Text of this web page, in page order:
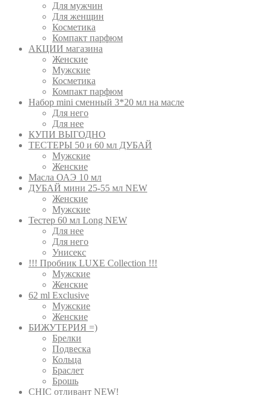
Для мужчин
Для женщин
Косметика
Компакт парфюм
АКЦИИ магазина
Женские
Мужские
Косметика
Компакт парфюм
Набор mini сменный 3*20 мл на масле
Для него
Для нее
КУПИ ВЫГОДНО
ТЕСТЕРЫ 50 и 60 мл ДУБАЙ
Мужские
Женские
Масла ОАЭ 10 мл
ДУБАЙ мини 25-55 мл NEW
Женские
Мужские
Тестер 60 мл Long NEW
Для нее
Для него
Унисекс
!!! Пробник LUXE Collection !!!
Мужские
Женские
62 ml Exclusive
Мужские
Женские
БИЖУТЕРИЯ =)
Брелки
Подвеска
Кольца
Браслет
Брошь
CHIC отливант NEW!